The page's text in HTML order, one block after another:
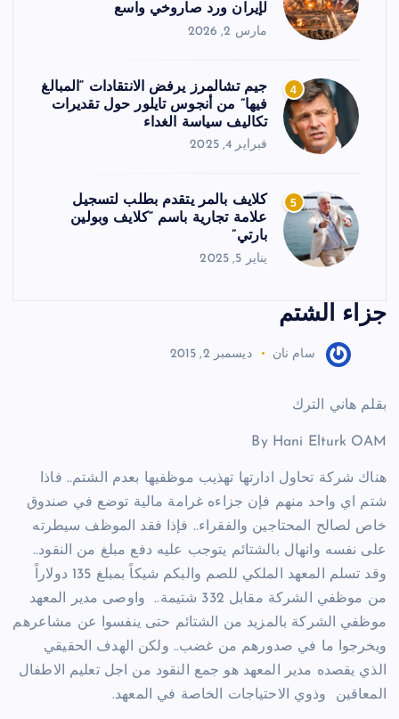
لإيران ورد صاروخي واسع
مارس 2, 2026
4
جيم تشالمرز يرفض الانتقادات “المبالغ
فيها” من أنجوس تايلور حول تقديرات
تكاليف سياسة الغداء
فبراير 4, 2025
5
كلايف بالمر يتقدم بطلب لتسجيل
علامة تجارية باسم “كلايف وبولين
بارتي”
يناير 5, 2025
جزاء الشتم
سام نان ديسمبر 2, 2015
بقلم هاني الترك
By Hani Elturk OAM
هناك شركة تحاول ادارتها تهذيب موظفيها بعدم الشتم.. فاذا
شتم اي واحد منهم فإن جزاءه غرامة مالية توضع في صندوق
خاص لصالح المحتاجين والفقراء.. فإذا فقد الموظف سيطرته
على نفسه وانهال بالشتائم يتوجب عليه دفع مبلغ من النقود..
وقد تسلم المعهد الملكي للصم والبكم شيكاً بمبلغ 135 دولاراً
من موظفي الشركة مقابل 332 شتيمة.. واوصى مدير المعهد
موظفي الشركة بالمزيد من الشتائم حتى ينفسوا عن مشاعرهم
ويخرجوا ما في صدورهم من غضب.. ولكن الهدف الحقيقي
الذي يقصده مدير المعهد هو جمع النقود من اجل تعليم الاطفال
المعاقين وذوي الاحتياجات الخاصة في المعهد.